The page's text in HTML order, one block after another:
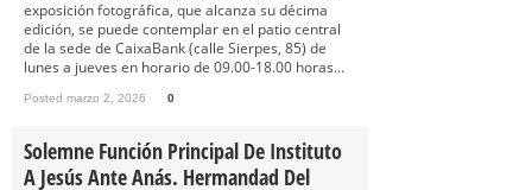
exposición fotográfica, que alcanza su décima
edición, se puede contemplar en el patio central
de la sede de CaixaBank (calle Sierpes, 85) de
lunes a jueves en horario de 09.00-18.00 horas...
Posted marzo 2, 2026 0
Solemne Función Principal De Instituto
A Jesús Ante Anás. Hermandad Del